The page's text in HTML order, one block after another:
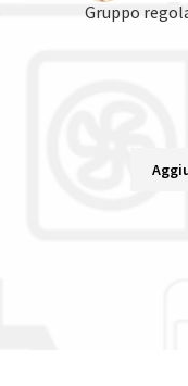
Gruppo